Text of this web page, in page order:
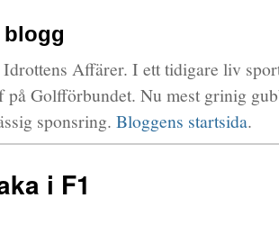
blogg
Affärer. I ett tidigare liv
på Golfförbundet. Nu mest grinig
sponsring. Bloggens startsida.
i F1